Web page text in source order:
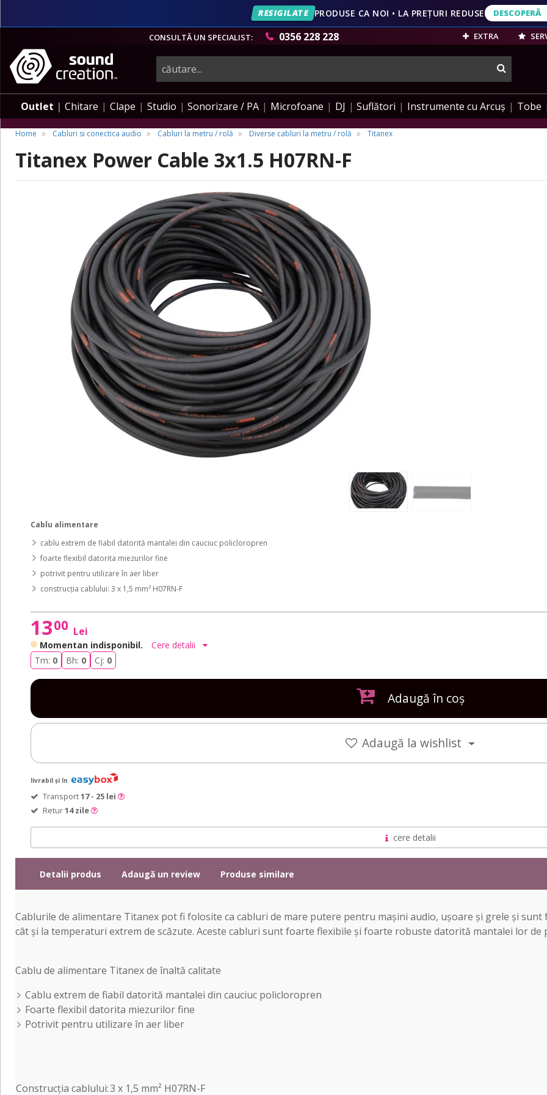
VEZI
RESIGILATE PRODUSE CA NOI • LA PREȚURI REDUSE DESCOPERĂ
DESCOPERĂ
CONSULTĂ UN SPECIALIST:
0356 228 228 EXTRA
instrumente
muzicale,
echipamente
pro-
Outlet Chitare Clape Studio Sonorizare / PA Microfoane DJ Suflători Instrumente cu Arcuș Tobe
Home Cabluri si conectica audio Cabluri la metru / rolă Diverse cabluri la metru / rolă Titanex
Titanex Power Cable 3x1.5 H07RN-F
Cablu alimentare
cablu extrem de fiabil datorită mantalei din cauciuc policloropren
foarte flexibil datorita miezurilor fine
potrivit pentru utilizare în aer liber
construcția cablului: 3 x 1,5 mm² H07RN-F
1300 Lei
Momentan indisponibil.
Cere detalii
Tm: 0 Bh: 0 Cj: 0
Adaugă în coș
Adaugă la wishlist
livrabil și în
Transport17 - 25 lei
Retur14 zile
cere detalii
Detalii produs Adaugă un review Produse similare
Cablurile de alimentare Titanex pot fi folosite ca cabluri de mare putere pentru mașini audio, ușoare și grele și
cât și la temperaturi extrem de scăzute. Aceste cabluri sunt foarte flexibile și foarte robuste datorită mantalei lor
Cablu de alimentare Titanex de înaltă calitate
Cablu extrem de fiabil datorită mantalei din cauciuc policloropren
Foarte flexibil datorita miezurilor fine
Potrivit pentru utilizare în aer liber
Construcția cablului:3 x 1,5 mm² H07RN-F